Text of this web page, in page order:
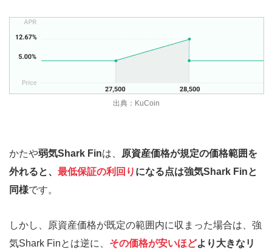
出典：KuCoin
かたや弱気Shark Finは、
原資産価格が規定の価格範囲を
外れると、 最低保証の利回り になる点は強気Shark Finと
同様です。
しかし、原資産価格が既定の範囲内に収まった場合は、強
気Shark Finとは逆に、 その価格が安いほどより大きなリ